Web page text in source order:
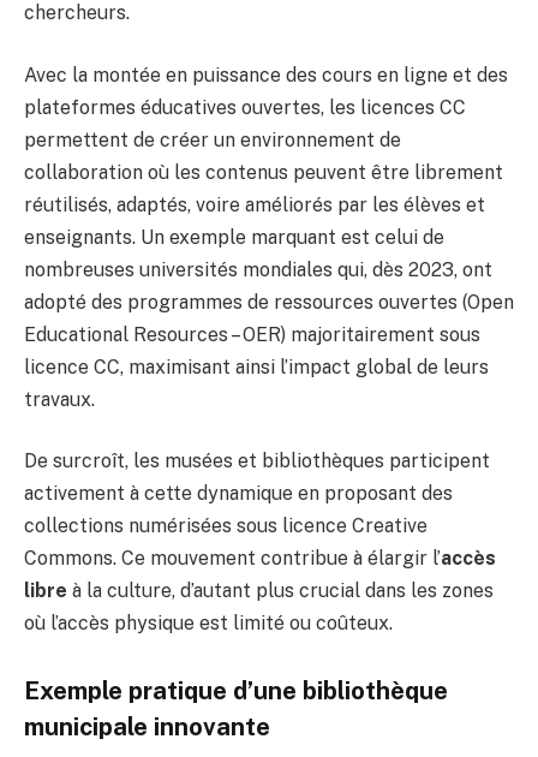
chercheurs.
Avec la montée en puissance des cours en ligne et des
plateformes éducatives ouvertes, les licences CC
permettent de créer un environnement de
collaboration où les contenus peuvent être librement
réutilisés, adaptés, voire améliorés par les élèves et
enseignants. Un exemple marquant est celui de
nombreuses universités mondiales qui, dès 2023, ont
adopté des programmes de ressources ouvertes (Open
Educational Resources – OER) majoritairement sous
licence CC, maximisant ainsi l’impact global de leurs
travaux.
De surcroît, les musées et bibliothèques participent
activement à cette dynamique en proposant des
collections numérisées sous licence Creative
Commons. Ce mouvement contribue à élargir l’accès
libre à la culture, d’autant plus crucial dans les zones
où l’accès physique est limité ou coûteux.
Exemple pratique d’une bibliothèque
municipale innovante